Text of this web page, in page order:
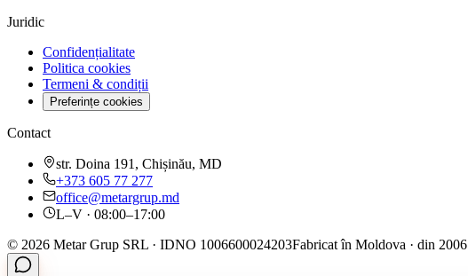
Juridic
Confidențialitate
Politica cookies
Termeni & condiții
Preferințe cookies
Contact
str. Doina 191, Chișinău, MD
+373 605 77 277
office@metargrup.md
L–V · 08:00–17:00
© 2026 Metar Grup SRL · IDNO 1006600024203Fabricat în Moldova · din 2006